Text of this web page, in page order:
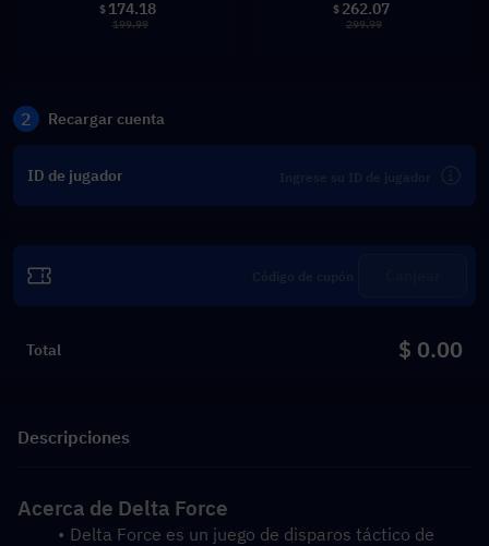
$ 174.18
199.99
$ 262.07
299.99
2 Recargar cuenta
ID de jugador
Total $ 0.00
Descripciones
Acerca de Delta Force
Delta Force es un juego de disparos táctico de